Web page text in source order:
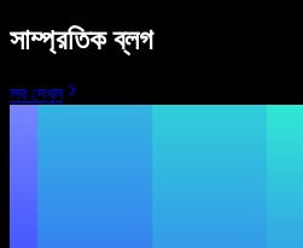
সাম্প্রতিক ব্লগ
সব দেখুন